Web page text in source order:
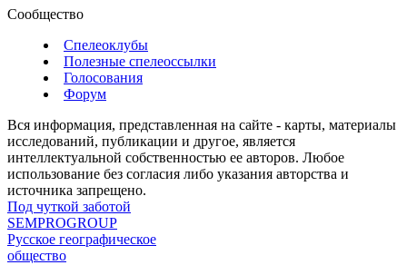
Сообщество
Спелеоклубы
Полезные спелеоссылки
Голосования
Форум
Вся информация, представленная на сайте - карты, материалы
исследований, публикации и другое, является
интеллектуальной собственностью ее авторов. Любое
использование без согласия либо указания авторства и
источника запрещено.
Под чуткой заботой
SEMPROGROUP
Русское географическое
общество